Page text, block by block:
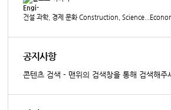
Engi-
건설 과학, 경제 문화 Construction,
공지사항
콘텐츠 검색 - 맨위의 검색창을 통해 검색해주